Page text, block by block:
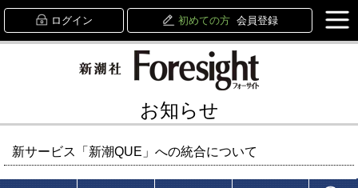
ログイン 初めての方 会員登録
お知らせ
新サービス「新潮QUE」への統合について